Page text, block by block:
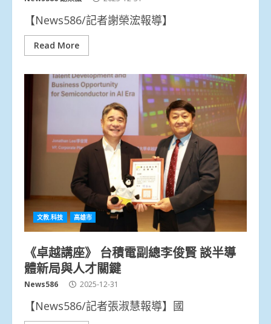
【News586/記者謝榮浤報導】
Read More
文教.科技 高雄市
《卓越講座》 台積電副總李俊賢 談半導
體新局與人才關鍵
News586 2025-12-31
【News586/記者張淑慧報導】國